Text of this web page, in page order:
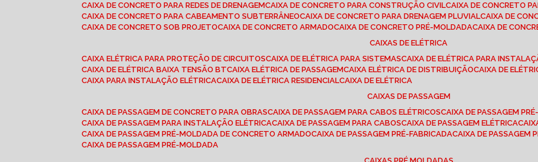
CAIXA DE CONCRETO PARA REDES DE DRENAGEM CAIXA DE CONCRETO PARA CONSTRUÇÃO CIVIL CAIXA DE CONCRETO
CAIXA DE CONCRETO PARA CABEAMENTO SUBTERRÂNEO CAIXA DE CONCRETO PARA DRENAGEM PLUVIAL CAIXA DE
CAIXA DE CONCRETO SOB PROJETO CAIXA DE CONCRETO ARMADO CAIXA DE CONCRETO PRÉ-MOLDADA CAIXA DE
CAIXAS DE ELÉTRICA
CAIXA ELÉTRICA PARA PROTEÇÃO DE CIRCUITOS CAIXA DE ELÉTRICA PARA SISTEMAS CAIXA DE ELÉTRICA PARA
CAIXA DE ELÉTRICA BAIXA TENSÃO BT CAIXA ELÉTRICA DE PASSAGEM CAIXA ELÉTRICA DE DISTRIBUIÇÃO CAIXA DE
CAIXA PARA INSTALAÇÃO ELÉTRICA CAIXA DE ELÉTRICA RESIDENCIAL CAIXA DE ELÉTRICA
CAIXAS DE PASSAGEM
CAIXA DE PASSAGEM DE CONCRETO PARA OBRAS CAIXA DE PASSAGEM PARA CABOS ELÉTRICOS CAIXA DE PASSAGEM
CAIXA DE PASSAGEM PARA INSTALAÇÃO ELÉTRICA CAIXA DE PASSAGEM PARA CABOS CAIXA DE PASSAGEM ELÉTRICA
CAIXA DE PASSAGEM PRÉ-MOLDADA DE CONCRETO ARMADO CAIXA DE PASSAGEM PRÉ-FABRICADA CAIXA DE
CAIXA DE PASSAGEM PRÉ-MOLDADA